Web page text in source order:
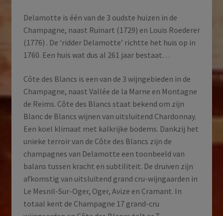
Delamotte is één van de 3 oudste huizen in de
Champagne, naast Ruinart (1729) en Louis Roederer
(1776) . De ‘ridder Delamotte’ richtte het huis op in
1760. Een huis wat dus al 261 jaar bestaat…
Côte des Blancs is een van de 3 wijngebieden in de
Champagne, naast Vallée de la Marne en Montagne
de Reims. Côte des Blancs staat bekend om zijn
Blanc de Blancs wijnen van uitsluitend Chardonnay.
Een koel klimaat met kalkrijke bodems. Dankzij het
unieke terroir van de Côte des Blancs zijn de
champagnes van Delamotte een toonbeeld van
balans tussen kracht en subtiliteit. De druiven zijn
afkomstig van uitsluitend grand cru-wijngaarden in
Le Mesnil-Sur-Oger, Oger, Avize en Cramant. In
totaal kent de Champagne 17 grand-cru